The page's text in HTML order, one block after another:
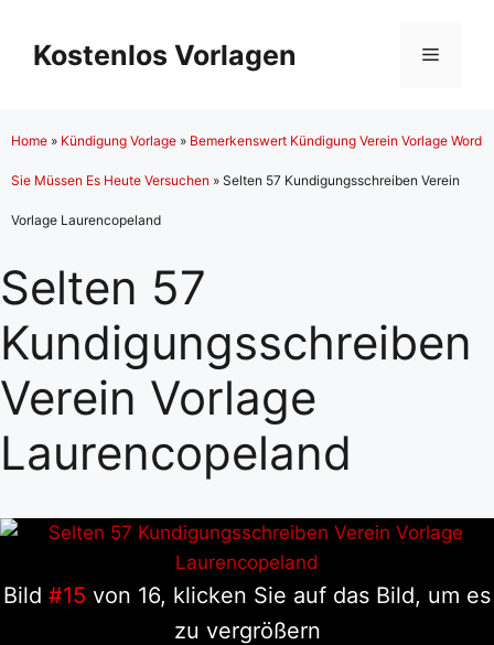
Inhalt
springen
Kostenlos Vorlagen Menü
Home » Kündigung Vorlage » Bemerkenswert Kündigung Verein Vorlage Word
Sie Müssen Es Heute Versuchen » Selten 57 Kundigungsschreiben Verein
Vorlage Laurencopeland
Selten 57
Kundigungsschreiben
Verein Vorlage
Laurencopeland
Bild #15 von 16, klicken Sie auf das Bild, um es
zu vergrößern